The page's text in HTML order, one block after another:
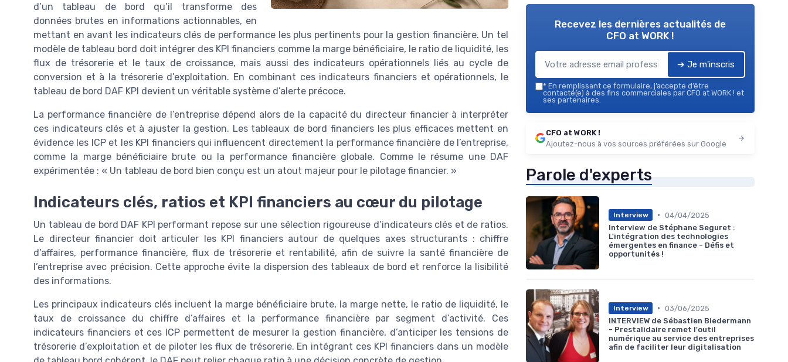
d’un tableau de bord qu’il transforme des
données brutes en informations actionnables, en
mettant en avant les indicateurs clés de performance les plus pertinents pour la gestion financière. Un tel
modèle de tableau bord doit intégrer des KPI financiers comme la marge bénéficiaire, le ratio de liquidité, les
flux de trésorerie et le taux de croissance, mais aussi des indicateurs opérationnels liés au cycle de
conversion et à la trésorerie d’exploitation. En combinant ces indicateurs financiers et opérationnels, le
tableau de bord DAF KPI devient un véritable système d’alerte précoce.
La performance financière de l’entreprise dépend alors de la capacité du directeur financier à interpréter
ces indicateurs clés et à ajuster la gestion. Les tableaux de bord financiers les plus efficaces mettent en
évidence les ICP et les KPI financiers qui influencent directement la performance financière de l’entreprise,
comme la marge bénéficiaire brute ou la performance financière globale. Comme le résume une DAF
expérimentée : « Un tableau de bord bien conçu est un atout majeur pour le pilotage financier. »
Indicateurs clés, ratios et KPI financiers au cœur du pilotage
Un tableau de bord DAF KPI performant repose sur une sélection rigoureuse d’indicateurs clés et de ratios.
Le directeur financier doit articuler les KPI financiers autour de quelques axes structurants : chiffre
d’affaires, performance financière, flux de trésorerie et rentabilité, afin de suivre la santé financière de
l’entreprise avec précision. Cette approche évite la dispersion des tableaux de bord et renforce la lisibilité
des informations.
Les principaux indicateurs clés incluent la marge bénéficiaire brute, la marge nette, le ratio de liquidité, le
taux de croissance du chiffre d’affaires et la performance financière par segment d’activité. Ces
indicateurs financiers et ces ICP permettent de mesurer la gestion financière, d’anticiper les tensions de
trésorerie d’exploitation et de piloter les flux de trésorerie. En intégrant ces KPI financiers dans un modèle
Recevez les dernières actualités de
CFO at WORK !
➔ Je m'inscris
* En remplissant ce formulaire, j’accepte d’être
contacté(e) à des fins commerciales par CFO at WORK ! et
ses partenaires.
CFO at WORK !
Ajoutez-nous à vos sources préférées sur Google
Parole d'experts
Interview • 04/04/2025
Interview de Stéphane Seguret :
L'intégration des technologies
émergentes en finance - Défis et
opportunités !
Interview • 03/06/2025
INTERVIEW de Sébastien Biedermann
- Prestalidaire remet l'outil
numérique au service des entreprises
afin de faciliter leur digitalisation